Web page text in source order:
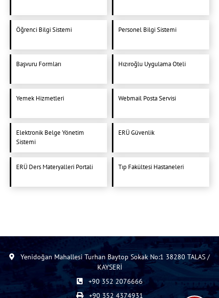
Öğrenci Bilgi Sistemi Personel Bilgi Sistemi
Başvuru Formları Hızıroğlu Uygulama Oteli
Yemek Hizmetleri Webmail Posta Servisi
Elektronik Belge Yönetim
Sistemi
ERÜ Güvenlik
ERÜ Ders Materyalleri Portali Tıp Fakültesi Hastaneleri
Yenidoğan Mahallesi Turhan Baytop Sokak No:1 38280 TALAS /
KAYSERİ
+90 352 2076666
+90 352 4374931